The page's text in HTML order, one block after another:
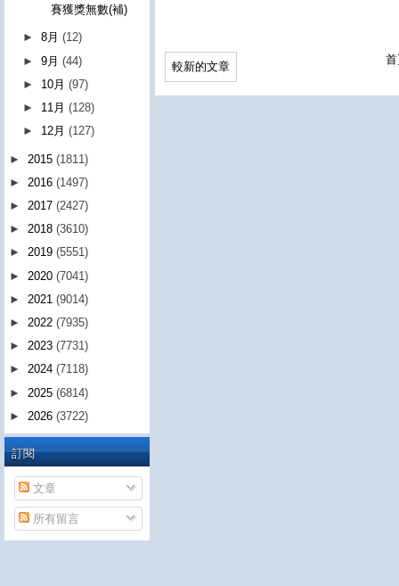
較新的文章
賽獲獎無數(補)
►8月(12)
►9月(44)
► 10月(97)
► 11月(128)
► 12月(127)
► 2015 (1811)
► 2016 (1497)
► 2017 (2427)
► 2018 (3610)
► 2019 (5551)
► 2020 (7041)
► 2021 (9014)
► 2022 (7935)
► 2023 (7731)
► 2024 (7118)
► 2025 (6814)
► 2026 (3722)
訂閱
文章
所有留言